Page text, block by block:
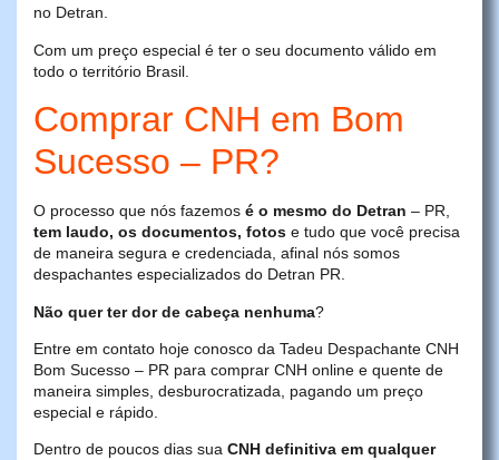
no Detran.
Com um preço especial é ter o seu documento válido em
todo o território Brasil.
Comprar CNH em Bom
Sucesso – PR?
O processo que nós fazemos é o mesmo do Detran – PR,
tem laudo, os documentos, fotos e tudo que você precisa
de maneira segura e credenciada, afinal nós somos
despachantes especializados do Detran PR.
Não quer ter dor de cabeça nenhuma?
Entre em contato hoje conosco da Tadeu Despachante CNH
Bom Sucesso – PR para comprar CNH online e quente de
maneira simples, desburocratizada, pagando um preço
especial e rápido.
Dentro de poucos dias sua CNH definitiva em qualquer